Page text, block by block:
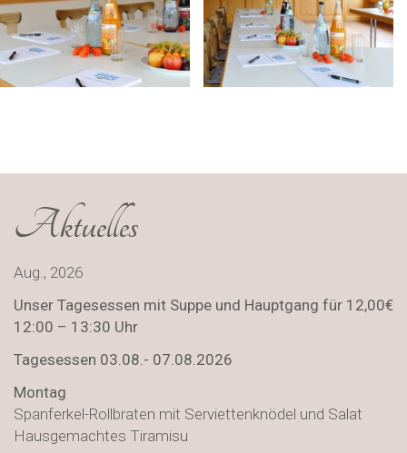
Aktuelles
Aug., 2026
Unser Tagesessen mit Suppe und Hauptgang für 12,00€
12:00 – 13:30 Uhr
Tagesessen 03.08.- 07.08.2026
Montag
Spanferkel-Rollbraten mit Serviettenknödel und Salat
Hausgemachtes Tiramisu